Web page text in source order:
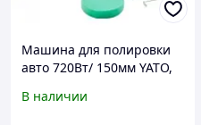
Машина для полировки
авто 720Вт/ 150мм YATO,
полировальные
В наличии